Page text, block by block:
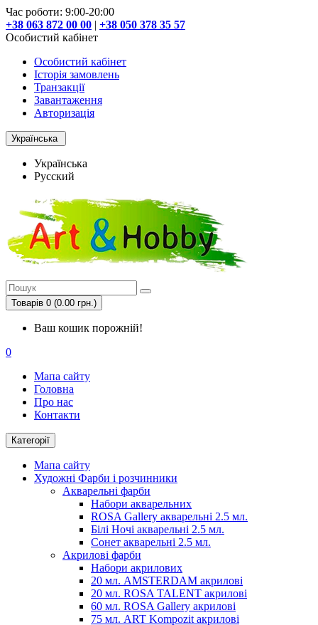
Час роботи: 9:00-20:00
+38 063 872 00 00 | +38 050 378 35 57
Особистий кабінет
Особистий кабінет
Історія замовлень
Транзакції
Завантаження
Авторизація
Українська
Українська
Русский
Товарів 0 (0.00 грн.)
Ваш кошик порожній!
0
Мапа сайту
Головна
Про нас
Контакти
Категорії
Мапа сайту
Художні Фарби і розчинники
Акварельні фарби
Набори акварельних
ROSA Gallery акварельні 2.5 мл.
Білі Ночі акварельні 2.5 мл.
Сонет акварельні 2.5 мл.
Акрилові фарби
Набори акрилових
20 мл. AMSTERDAM акрилові
20 мл. ROSA TALENT акрилові
60 мл. ROSA Gallery акрилові
75 мл. ART Kompozit акрилові